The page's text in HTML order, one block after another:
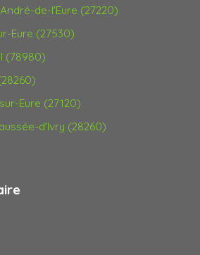
de-l'Eure (27220)
Eure (27530)
(78980)
Eure (27120)
d'Ivry (28260)